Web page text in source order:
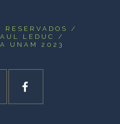
/
LEDUC /
UNAM 2023